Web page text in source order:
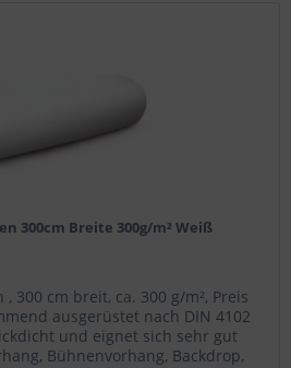
300cm Breite 300g/m² Weiß
300 cm breit, ca. 300 g/m², Preis
ausgerüstet nach DIN 4102
und eignet sich sehr gut
Bühnenvorhang, Backdrop,